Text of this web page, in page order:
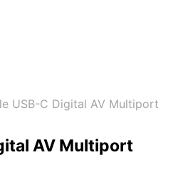
USB-C Digital AV Multiport
AV Multiport